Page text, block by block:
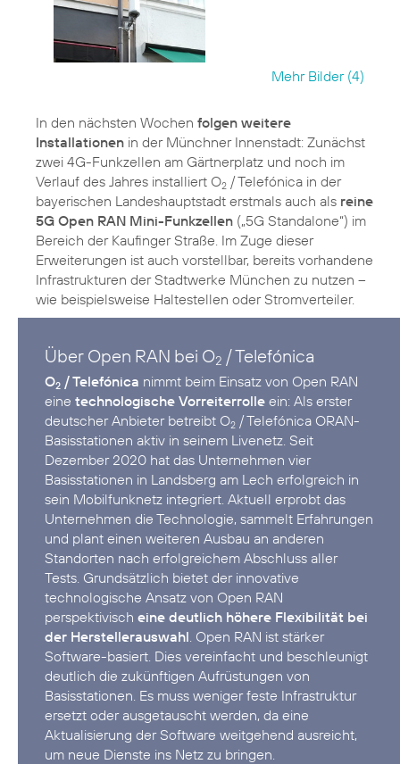
Mehr Bilder (4)
In den nächsten Wochen folgen weitere
Installationen in der Münchner Innenstadt: Zunächst
zwei 4G-Funkzellen am Gärtnerplatz und noch im
Verlauf des Jahres installiert O2 / Telefónica in der
bayerischen Landeshauptstadt erstmals auch als reine
5G Open RAN Mini-Funkzellen („5G Standalone“) im
Bereich der Kaufinger Straße. Im Zuge dieser
Erweiterungen ist auch vorstellbar, bereits vorhandene
Infrastrukturen der Stadtwerke München zu nutzen –
wie beispielsweise Haltestellen oder Stromverteiler.
Über Open RAN bei O2 / Telefónica
O2 / Telefónica nimmt beim Einsatz von Open RAN
eine technologische Vorreiterrolle ein: Als erster
deutscher Anbieter betreibt O2 / Telefónica ORAN-
Basisstationen aktiv in seinem Livenetz. Seit
Dezember 2020 hat das Unternehmen vier
Basisstationen in Landsberg am Lech erfolgreich in
sein Mobilfunknetz integriert. Aktuell erprobt das
Unternehmen die Technologie, sammelt Erfahrungen
und plant einen weiteren Ausbau an anderen
Standorten nach erfolgreichem Abschluss aller
Tests. Grundsätzlich bietet der innovative
technologische Ansatz von Open RAN
perspektivisch eine deutlich höhere Flexibilität bei
der Herstellerauswahl . Open RAN ist stärker
Software-basiert. Dies vereinfacht und beschleunigt
deutlich die zukünftigen Aufrüstungen von
Basisstationen. Es muss weniger feste Infrastruktur
ersetzt oder ausgetauscht werden, da eine
Aktualisierung der Software weitgehend ausreicht,
um neue Dienste ins Netz zu bringen.